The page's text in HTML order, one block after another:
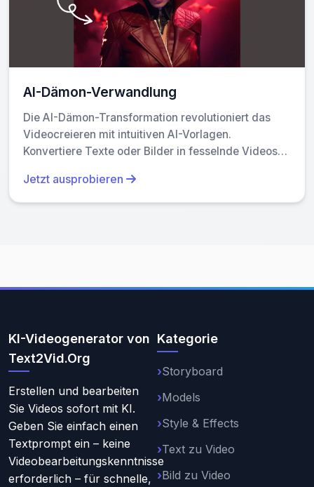
gewöhnliche Augenblicke in explosives Kunst!
AI-Dämon-Verwandlung
Die AI-Dämon-Transformation revolutioniert das
Videocreieren mit intuitiven AI-Vorlagen.
Konvertiere Texte oder Bilder in fesselnde Videos
Zugriff auf trendige Stile, schnelle Verarbeitung und
benutzerfreundliche Werkzeuge. Beschleunige
Jetzt ausprobieren
KI-Videogenerator von
Text2Vid.Org
Erstellen und bearbeiten
Sie Videos sofort mit KI.
Geben Sie einfach einen
Textprompt ein – keine
Videobearbeitungskenntnisse
erforderlich – für schnelle,
Kategorie
Storyboard
Models
Style & Effects
Text zu Video
Bild zu Video